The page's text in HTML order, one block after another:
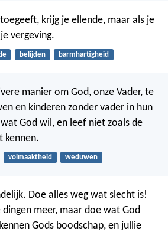
krijg je ellende, maar als je
vergeving.
belijden barmhartigheid
manier om God, onze Vader, te
en kinderen zonder vader in hun
God wil, en leef niet zoals de
kennen.
volmaaktheid weduwen
Doe alles weg wat slecht is!
dingen meer, maar doe wat God
Gods boodschap, en jullie